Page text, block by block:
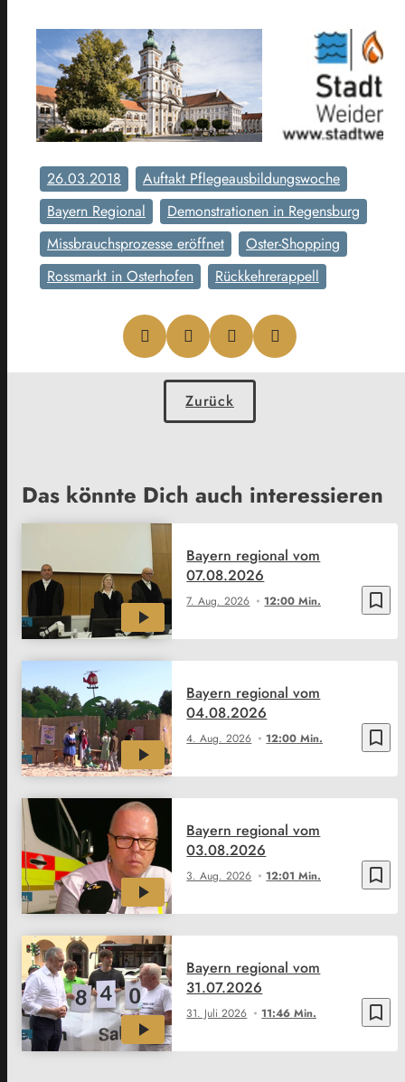
26.03.2018
Auftakt Pflegeausbildungswoche
Bayern Regional
Demonstrationen in Regensburg
Missbrauchsprozesse eröffnet
Oster-Shopping
Rossmarkt in Osterhofen
Rückkehrerappell
Zurück
Das könnte Dich auch interessieren
bookmark_border
7. Aug. 2026 12:00 Min.
Bayern regional vom
07.08.2026
bookmark_border
4. Aug. 2026 12:00 Min.
Bayern regional vom
04.08.2026
bookmark_border
3. Aug. 2026 12:01 Min.
Bayern regional vom
03.08.2026
bookmark_border
31. Juli 2026 11:46 Min.
Bayern regional vom
31.07.2026